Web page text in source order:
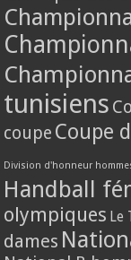
tunisiens
coupe Coupe
Division d'honneur
Handball
olympiques Le
dames